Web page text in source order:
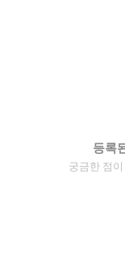
등록
궁금한 점